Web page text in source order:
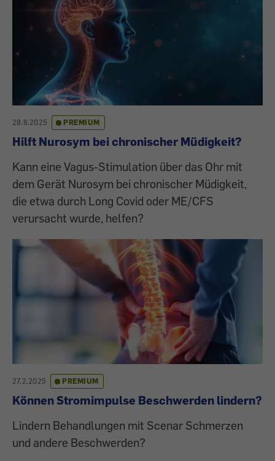
28.8.2025 PREMIUM
Hilft Nurosym bei chronischer Müdigkeit?
Kann eine Vagus-Stimulation über das Ohr mit
dem Gerät Nurosym bei chronischer Müdigkeit,
die etwa durch Long Covid oder ME/CFS
verursacht wurde, helfen?
27.2.2025 PREMIUM
Können Stromimpulse Beschwerden lindern?
Lindern Behandlungen mit Scenar Schmerzen
und andere Beschwerden?